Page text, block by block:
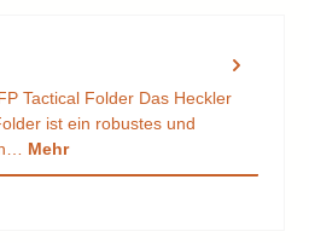
Tactical Folder Das Heckler
ist ein robustes und
Mehr